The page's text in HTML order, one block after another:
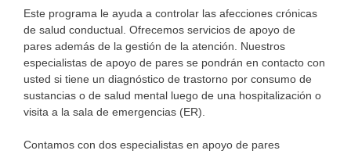
Este programa le ayuda a controlar las afecciones crónicas
de salud conductual. Ofrecemos servicios de apoyo de
pares además de la gestión de la atención. Nuestros
especialistas de apoyo de pares se pondrán en contacto con
usted si tiene un diagnóstico de trastorno por consumo de
sustancias o de salud mental luego de una hospitalización o
visita a la sala de emergencias (ER).
Contamos con dos especialistas en apoyo de pares